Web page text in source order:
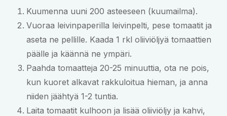
Kuumenna uuni 200 asteeseen (kuumailma).
Vuoraa leivinpaperilla leivinpelti, pese tomaatit ja
aseta ne pellille. Kaada 1 rkl oliiviöljyä tomaattien
päälle ja käännä ne ympäri.
Paahda tomaatteja 20-25 minuuttia, ota ne pois,
kun kuoret alkavat rakkuloitua hieman, ja anna
niiden jäähtyä 1-2 tuntia.
Laita tomaatit kulhoon ja lisää oliiviöljy ja kahvi,